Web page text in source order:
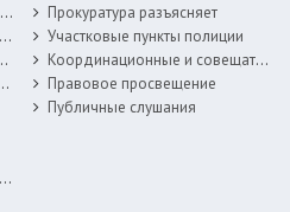
Прокуратура разъясняет
Участковые пункты полиции
Координационные и совещательные органы
Правовое просвещение
Публичные слушания